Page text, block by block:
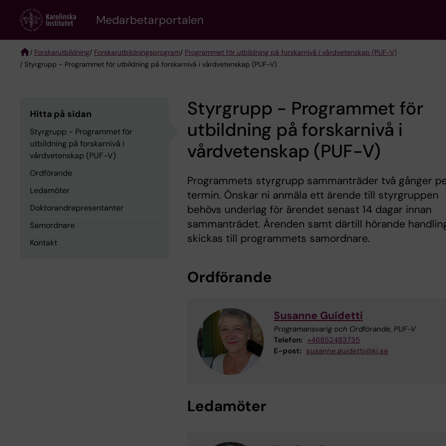
content
Medarbetarportalen
Breadcrumb
/ Forskarutbildning/ Forskarutbildningsprogram/ Programmet för utbildning på forskarnivå i vårdvetenskap (PUF-V)
/ Styrgrupp - Programmet för utbildning på forskarnivå i vårdvetenskap (PUF-V)
Hitta på sidan
Styrgrupp - Programmet för
utbildning på forskarnivå i
vårdvetenskap (PUF-V)
Ordförande
Ledamöter
Doktorandrepresentanter
Samordnare
Kontakt
Styrgrupp - Programmet för
utbildning på forskarnivå i
vårdvetenskap (PUF-V)
Programmets styrgrupp sammanträder två gånger
termin. Önskar ni anmäla ett ärende till styrgruppen
behövs underlag för ärendet senast 14 dagar innan
sammanträdet. Ärenden samt därtill hörande
skickas till programmets samordnare.
Ordförande
Susanne Guidetti
Programansvarig och Ordförande, PUF-V
Telefon: +46852483735
E-post: susanne.guidetti@ki.se
Ledamöter